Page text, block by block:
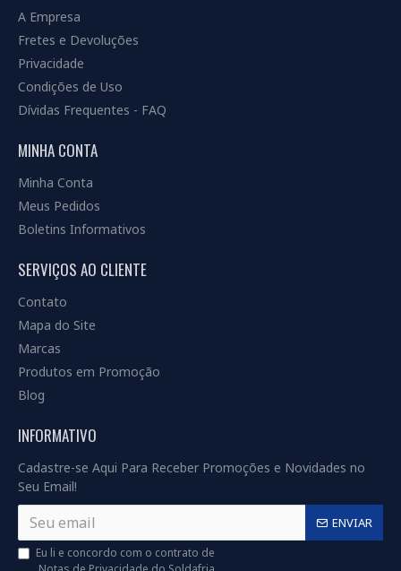
A Empresa
Fretes e Devoluções
Privacidade
Condições de Uso
Dívidas Frequentes - FAQ
MINHA CONTA
Minha Conta
Meus Pedidos
Boletins Informativos
SERVIÇOS AO CLIENTE
Contato
Mapa do Site
Marcas
Produtos em Promoção
Blog
INFORMATIVO
Cadastre-se Aqui Para Receber Promoções e Novidades no
Seu Email!
ENVIAR
Eu li e concordo com o contrato de